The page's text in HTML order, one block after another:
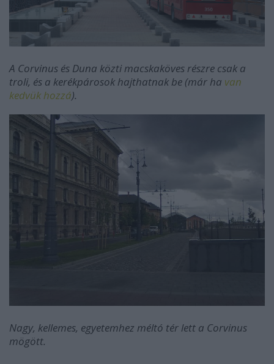
A Corvinus és Duna közti macskaköves részre csak a
troli, és a kerékpárosok hajthatnak be (már ha van
kedvük hozzá).
Nagy, kellemes, egyetemhez méltó tér lett a Corvinus
mögött.